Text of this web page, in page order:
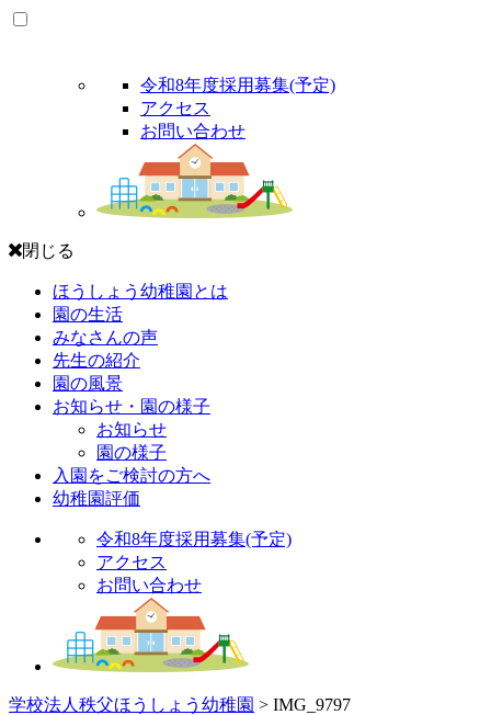
令和8年度採用募集(予定)
アクセス
お問い合わせ
閉じる
ほうしょう幼稚園とは
園の生活
みなさんの声
先生の紹介
園の風景
お知らせ・園の様子
お知らせ
園の様子
入園をご検討の方へ
幼稚園評価
令和8年度採用募集(予定)
アクセス
お問い合わせ
学校法人秩父ほうしょう幼稚園 > IMG_9797